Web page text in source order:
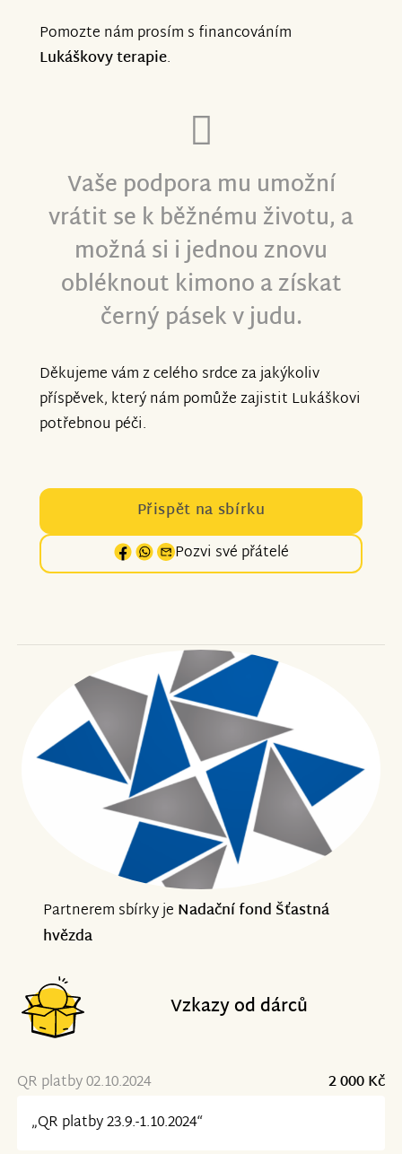
Pomozte nám prosím s financováním
Lukáškovy terapie.
Vaše podpora mu umožní
vrátit se k běžnému životu, a
možná si i jednou znovu
obléknout kimono a získat
černý pásek v judu.
Děkujeme vám z celého srdce za jakýkoliv
příspěvek, který nám pomůže zajistit Lukáškovi
potřebnou péči.
Přispět na sbírku
Pozvi své přátelé
Partnerem sbírky je Nadační fond Šťastná
hvězda
Vzkazy od dárců
QR platby 02.10.2024
2 000 Kč
„QR platby 23.9.-1.10.2024“